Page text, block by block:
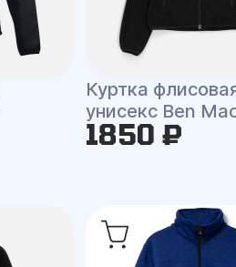
Куртка
унисекс Ben
1850 ₽